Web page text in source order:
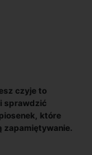
czyje to
sprawdzić
które
zapamiętywanie.